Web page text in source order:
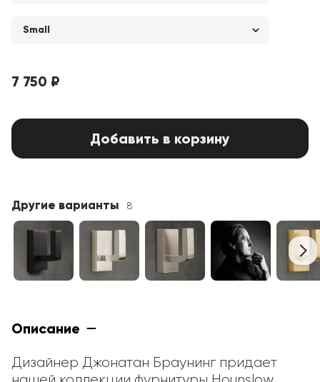
Small
7 750 ₽
Добавить в корзину
Другие варианты 8
Описание
Дизайнер Джонатан Браунинг придает